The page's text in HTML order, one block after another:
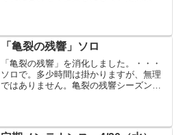
うあまり採集しない種類の物...
「亀裂の残響」ソロ
「亀裂の残響」を消化しました。・・・
ソロで。多少時間は掛かりますが、無理
ではありません。亀裂の残響シーズン週
戦依頼を受ける事で、コ...